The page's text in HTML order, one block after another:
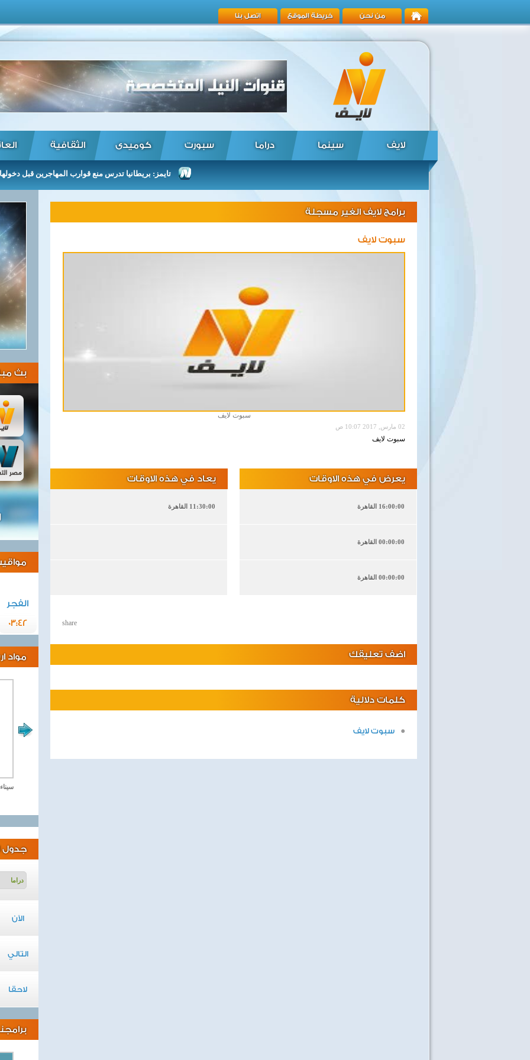
من نحن خريطة الموقع اتصل بنا
لايف سينما دراما سبورت كوميدى الثقافية
تايمز: بريطانيا تدرس منع قوارب المهاجرين قبل دخولها مياهها
برامج لايف الغير مسجلة
سبوت لايف
سبوت لايف
02 مارس, 2017 10:07 ص
سبوت لايف
يعرض في هذه الاوقات
16:00:00 القاهرة
00:00:00 القاهرة
00:00:00 القاهرة
يعاد في هذه الاوقات
11:30:00 القاهرة
share
اضف تعليقك
كلمات دلالية
سبوت لايف
بث
الفجر
03:42
مواد
سيناء 2018 العملية
جدول
الآن
التالي
لاحقا